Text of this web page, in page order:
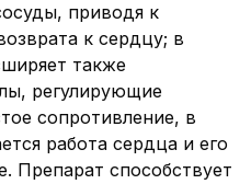
приводя к
к сердцу; в
также
регулирующие
сопротивление, в
работа сердца и его
Препарат способствует